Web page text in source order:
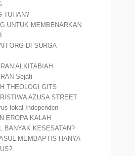
TUHAN?
UNTUK MEMBENARKAN
ORG DI SURGA
ALKITABIAH
Sejati
THEOLOGI GITS
AZUSA STREET
lokal Independen
EROPA KALAH
BANYAK KESESATAN?
MEMBAPTIS HANYA